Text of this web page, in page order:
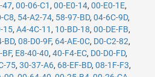
47, 00-06-C1 , 00-E0-14, 00-E0-1E,
C8, 54-A2-74, 58-97-BD, 04-6C-9D,
15, A4-4C-11 , 10-BD-18, 00-DE-FB,
BD, 08-D0-9F, 64-AE-0C, D0-C2-82,
BF, E8-40-40, 40-F4-EC, D0-D0-FD,
75, 30-37-A6, 68-EF-BD, 08-1F-F3,